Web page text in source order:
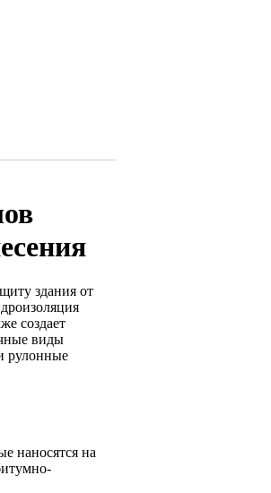
здания от
создает
виды
рулонные
наносятся на